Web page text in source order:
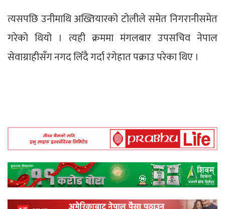
त्यसपछि उनीमाथि अख्तियारको टोलीले समेत निगरानीसमेत
गरेको थियो । त्यही क्रममा मंगलबार उपसचिव नेपाल
सेवाग्राहीसँग नगद लिँदै गर्दा रंगेहात पक्राउ परेका थिए ।